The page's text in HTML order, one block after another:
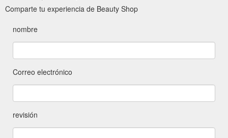
Comparte tu experiencia de Beauty Shop
nombre
Correo electrónico
revisión